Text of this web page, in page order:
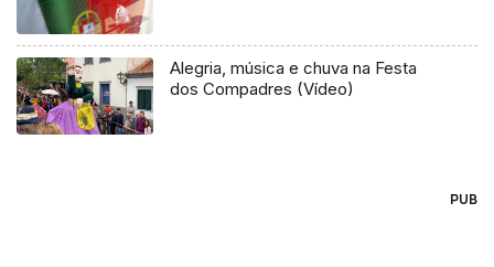
Alegria, música e chuva na Festa
dos Compadres (Vídeo)
PUB